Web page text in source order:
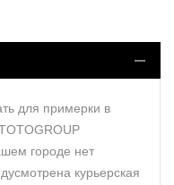
для примерки в
городе нет
курьерская